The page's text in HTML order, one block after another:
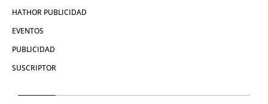
HATHOR PUBLICIDAD
EVENTOS
PUBLICIDAD
SUSCRIPTOR